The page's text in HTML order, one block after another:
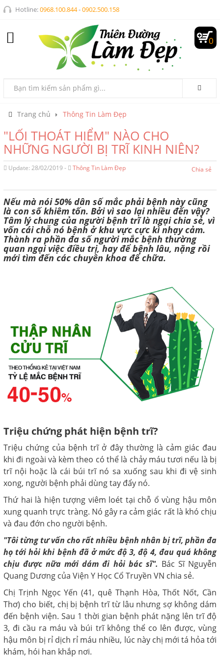
Hotline:0968.100.844-0902.500.158
0
Trang chủ Thông Tin Làm Đẹp
"LỐI THOÁT HIỂM" NÀO CHO
NHỮNG NGƯỜI BỊ TRĨ KINH NIÊN?
Update: 28/02/2019 - Thông Tin Làm Đẹp Chia sẻ
Nếu mà nói 50% dân số mắc phải bệnh này cũng
là con số khiêm tốn. Bởi vì sao lại nhiều đến vậy?
Tâm lý chung của người bệnh trĩ là ngại chia sẻ, vì
vốn cái chỗ nó bệnh ở khu vực cực kì nhạy cảm.
Thành ra phần đa số người mắc bệnh thường
quan ngại việc điều trị, hay để bệnh lâu, nặng rồi
mới tìm đến các chuyên khoa để chữa.
Triệu chứng phát hiện bệnh trĩ?
Triệu chứng của bệnh trĩ ở đây thường là cảm giác đau
khi đi ngoài và kèm theo có thể là chảy máu tươi nếu là bị
trĩ nội hoặc là cái búi trĩ nó sa xuống sau khi đi vệ sinh
xong, người bệnh phải dùng tay đẩy nó.
Thứ hai là hiện tượng viêm loét tại chỗ ổ vùng hậu môn
xung quanh trực tràng. Nó gây ra cảm giác rất là khó chịu
và đau đớn cho người bệnh.
"Tôi từng tư vấn cho rất nhiều bệnh nhân bị trĩ, phần đa
họ tới hỏi khi bệnh đã ở mức độ 3, độ 4, đau quá không
chịu được nữa mới dám đi hỏi bác sĩ". Bác Sĩ Nguyễn
Quang Dương của Viện Y Học Cổ Truyền VN chia sẻ.
Chị Trịnh Ngọc Yến (41, quê Thạnh Hòa, Thốt Nốt, Cần
Thơ) cho biết, chị bị bệnh trĩ từ lâu nhưng sợ không dám
đến bệnh viện. Sau 1 thời gian bệnh phát nặng lên trĩ độ
3, đi cầu ra máu và búi trĩ không thể co lên được, vùng
hậu môn bị rỉ dịch rỉ máu nhiều, lúc này chị mới tá hỏa tới
khám, hói han khắp nơi.